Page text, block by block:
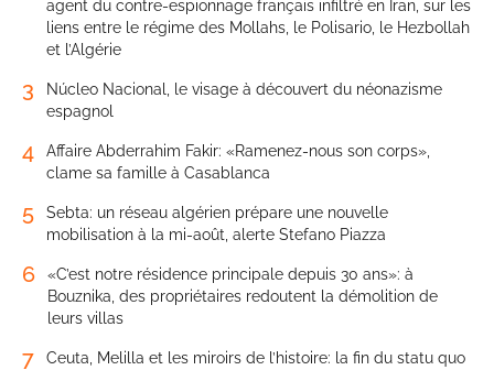
agent du contre-espionnage français infiltré en Iran, sur les
liens entre le régime des Mollahs, le Polisario, le Hezbollah
et l’Algérie
3
Núcleo Nacional, le visage à découvert du néonazisme
espagnol
4
Affaire Abderrahim Fakir: «Ramenez-nous son corps»,
clame sa famille à Casablanca
5
Sebta: un réseau algérien prépare une nouvelle
mobilisation à la mi-août, alerte Stefano Piazza
6
«C’est notre résidence principale depuis 30 ans»: à
Bouznika, des propriétaires redoutent la démolition de
leurs villas
7 Ceuta, Melilla et les miroirs de l’histoire: la fin du statu quo